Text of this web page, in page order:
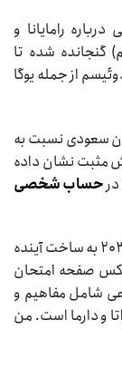
رامایانا و
گنجانده شده تا
از جمله یوگا
سعودی نسبت به
مثبت نشان داده
حساب شخصی
«چشم انداز و برنامه جدید عربستان سعودی – ۲۰۳۰ به ساخت آینده
عکس صفحه امتحان
شامل مفاهیم و
و دارما است. من